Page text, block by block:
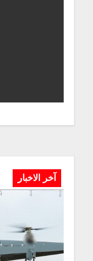
آخر الاخبار